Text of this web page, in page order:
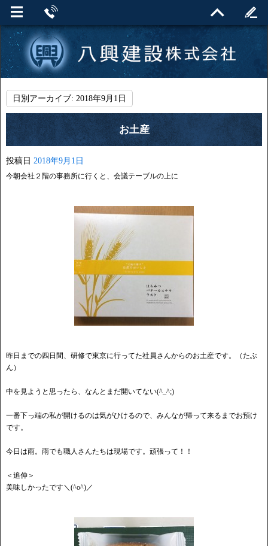
日別アーカイブ: 2018年9月1日
お土産
投稿日 2018年9月1日
今朝会社２階の事務所に行くと、会議テーブルの上に
昨日までの四日間、研修で東京に行ってた社員さんからのお土産です。（たぶ
ん）
中を見ようと思ったら、なんとまだ開いてない(^_^;)
一番下っ端の私が開けるのは気がひけるので、みんなが帰って来るまでお預け
です。
今日は雨。雨でも職人さんたちは現場です。頑張って！！
＜追伸＞
美味しかったです＼(^o^)／